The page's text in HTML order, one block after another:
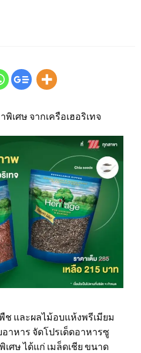
เศษ จากเครือเฮอริเทจ
และผลไม้อบแห้งพรีเมียม
าหาร จัดโปรเด็ดอาหารซู
ศษ ได้แก่ เมล็ดเชีย ขนาด